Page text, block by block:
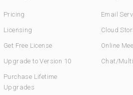
Pricing
Licensing
Get Free License
Upgrade to Version 10
Purchase Lifetime
Upgrades
Email
Cloud
Online
Chat/